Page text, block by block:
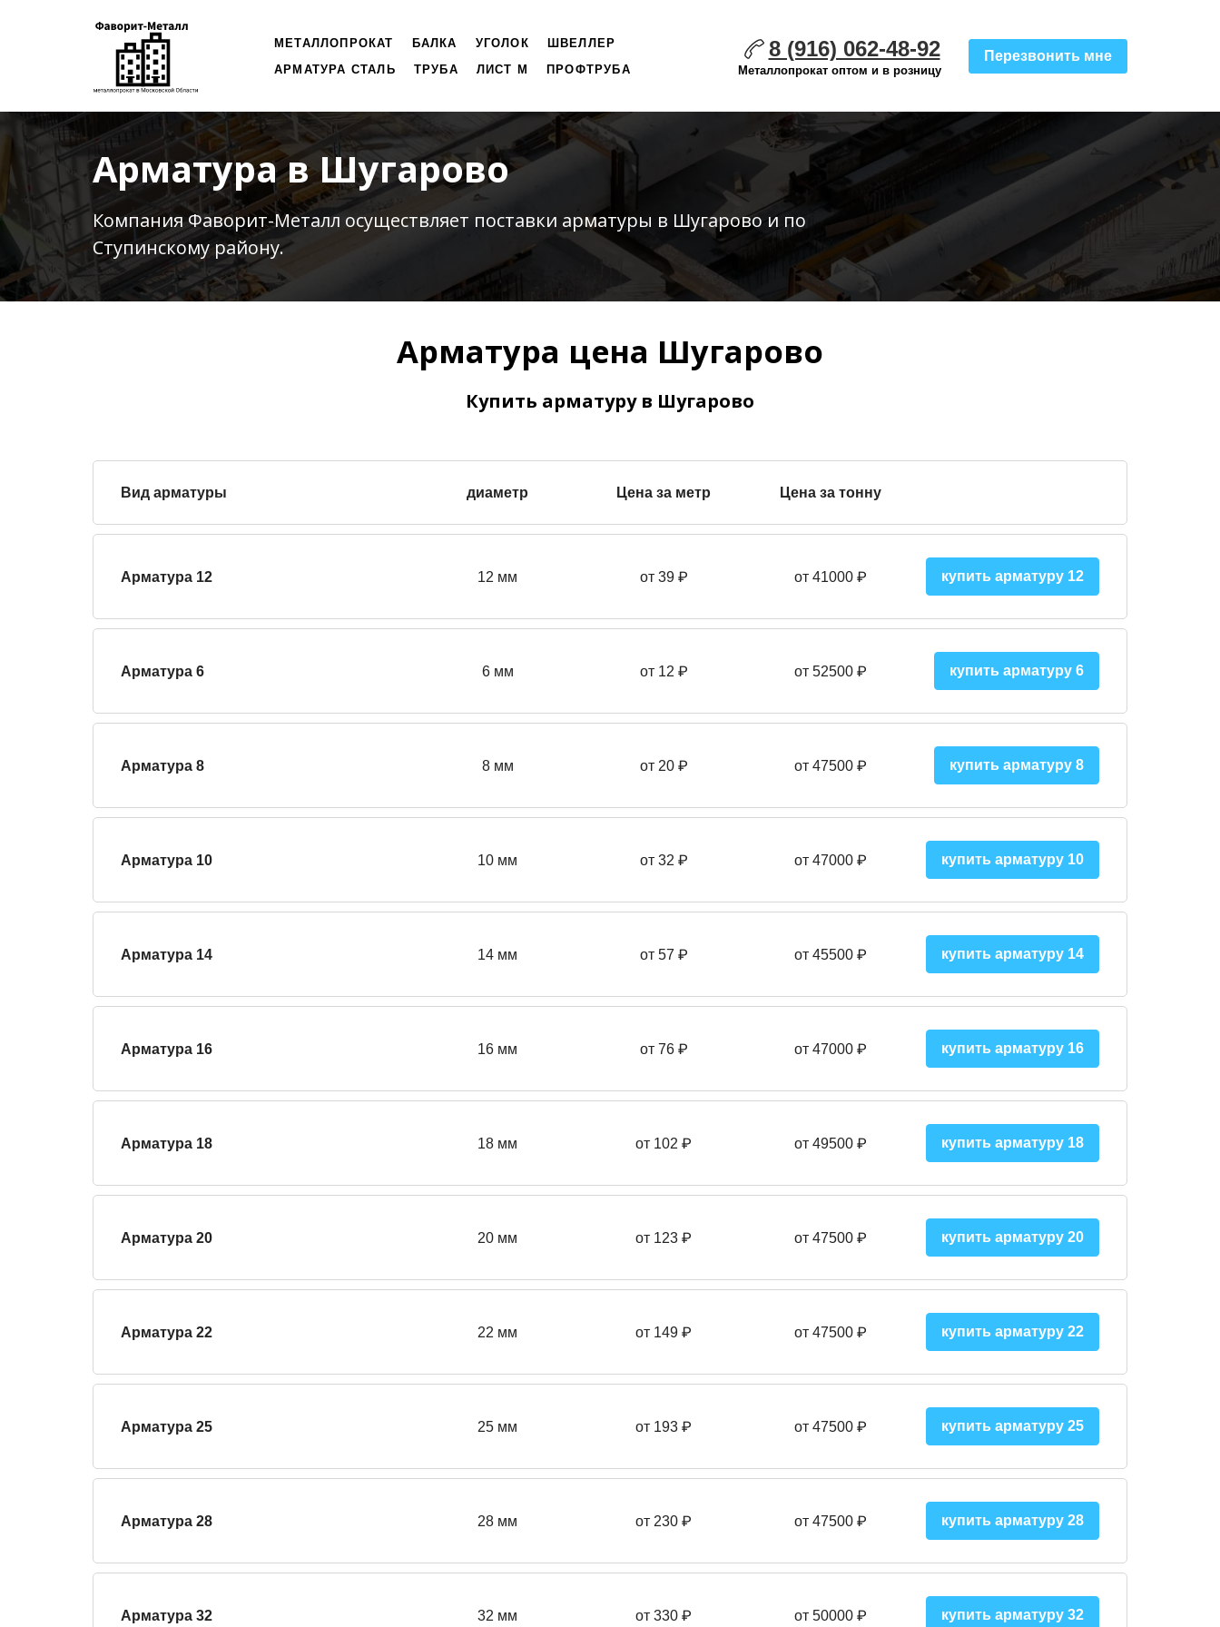
МЕТАЛЛОПРОКАТ БАЛКА УГОЛОК
ШВЕЛЛЕР
АРМАТУРА СТАЛЬ
ТРУБА ЛИСТ М ПРОФТРУБА
8 (916) 062-48-92
Металлопрокат оптом и в розницу
Перезвонить мне
Арматура в Шугарово
Компания Фаворит-Металл осуществляет поставки арматуры в Шугарово и по
Ступинскому району.
Арматура цена Шугарово
Купить арматуру в Шугарово
Вид арматуры диаметр Цена за метр Цена за тонну
Арматура 12 12 мм от 39₽ от 41000₽ купить арматуру 12
Арматура 6 6 мм от 12 ₽ от 52500₽ купить арматуру 6
Арматура 8 8 мм от 20 ₽ от 47500₽ купить арматуру 8
Арматура 10 10 мм от 32 ₽ от 47000₽ купить арматуру 10
Арматура 14 14 мм от 57 ₽ от 45500₽ купить арматуру 14
Арматура 16 16 мм от 76 ₽ от 47000 ₽ купить арматуру 16
Арматура 18 18 мм от 102 ₽ от 49500 ₽ купить арматуру 18
Арматура 20 20 мм от 123 ₽ от 47500 ₽ купить арматуру 20
Арматура 22 22 мм от 149 ₽ от 47500 ₽ купить арматуру 22
Арматура 25 25 мм от 193 ₽ от 47500₽ купить арматуру 25
Арматура 28 28 мм от 230 ₽ от 47500₽ купить арматуру 28
Арматура 32 32 мм от 330 ₽ от 50000₽ купить арматуру 32